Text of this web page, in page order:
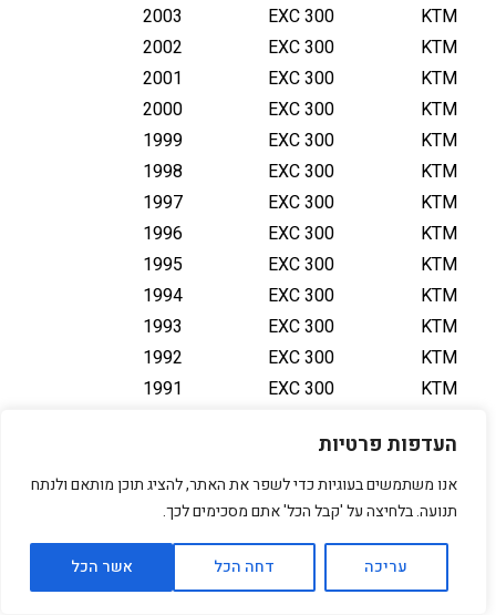
העדפות פרטיות
אנו משתמשים בעוגיות כדי לשפר את האתר, להציג תוכן מותאם ולנתח
תנועה. בלחיצה על 'קבל הכל' אתם מסכימים לכך.
עריכה דחה הכל אשר הכל
KTM
EXC 300
2003
KTM
EXC 300
2002
KTM
EXC 300
2001
KTM
EXC 300
2000
KTM
EXC 300
1999
KTM
EXC 300
1998
KTM
EXC 300
1997
KTM
EXC 300
1996
KTM
EXC 300
1995
KTM
EXC 300
1994
KTM
EXC 300
1993
KTM
EXC 300
1992
KTM
EXC 300
1991
KTM
EXC 300 TBI
KTM
EXC 300 TBI
2026
KTM
EXC 300 TBI
2026
KTM
EXC 300 TBI
2025
EXC 300 TBI